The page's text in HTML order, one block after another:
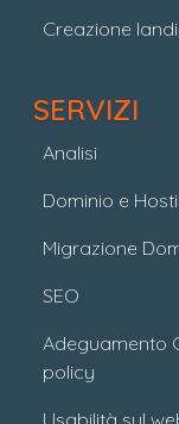
Creazione
SERVIZI
Analisi
Dominio e
Migrazione
SEO
Adeguamento
policy
Usabilità sul